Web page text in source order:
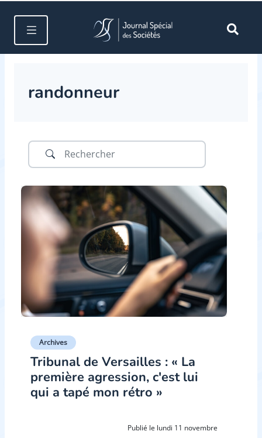
randonneur
Archives
Tribunal de Versailles : « La
première agression, c'est lui
qui a tapé mon rétro »
Publié le lundi 11 novembre